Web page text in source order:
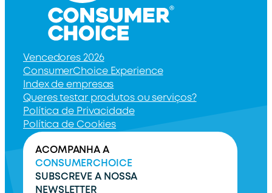
Vencedores 2026
ConsumerChoice Experience
Index de empresas
Queres testar produtos ou serviços?
Política de Privacidade
Política de Cookies
ACOMPANHA A
CONSUMERCHOICE
SUBSCREVE A NOSSA
NEWSLETTER